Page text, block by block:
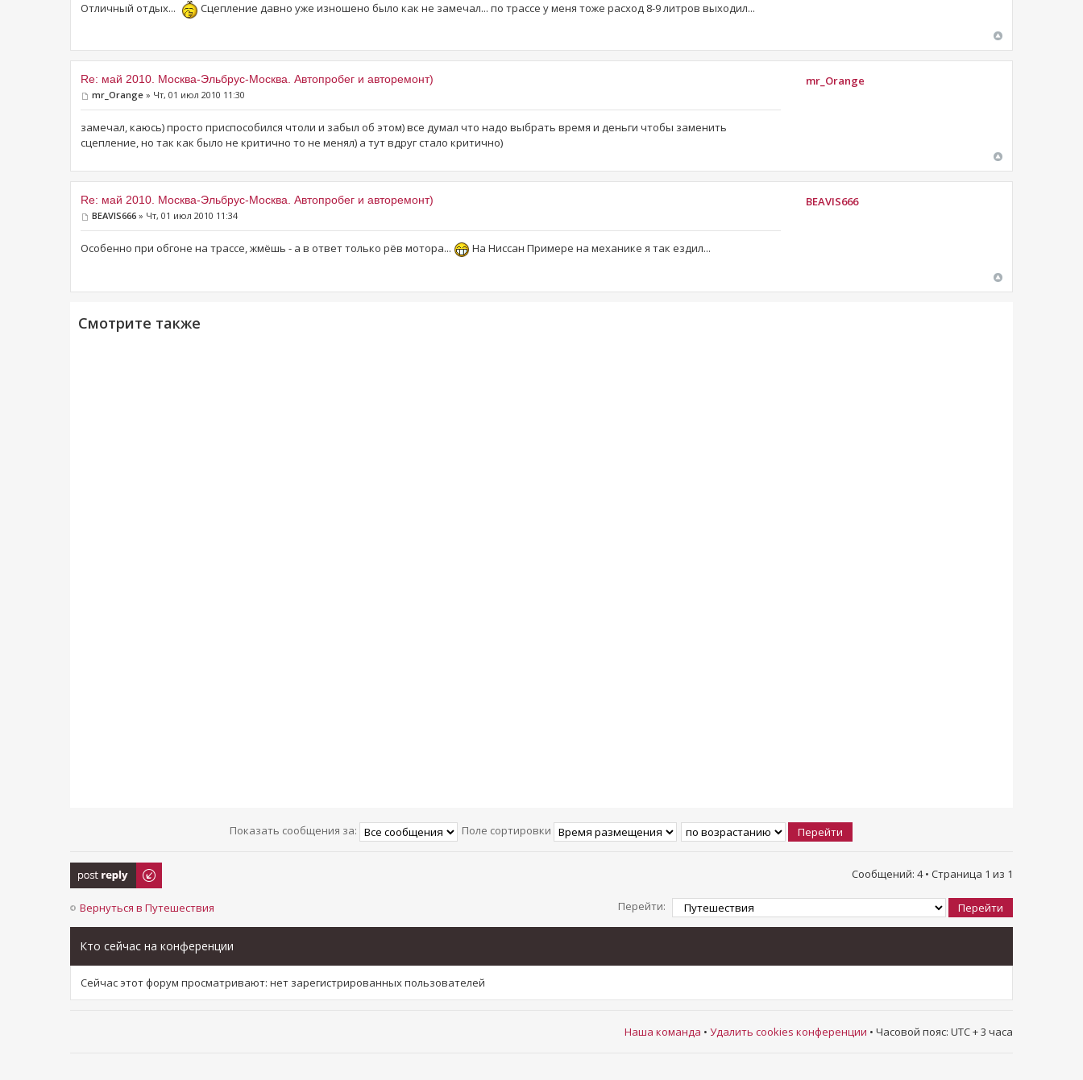
Отличный отдых... Сцепление давно уже изношено было как не замечал... по трассе у меня тоже расход 8-9 литров выходил...
Re: май 2010. Москва-Эльбрус-Москва. Автопробег и авторемонт)
mr_Orange » Чт, 01 июл 2010 11:30
замечал, каюсь) просто приспособился чтоли и забыл об этом) все думал что надо выбрать время и деньги чтобы заменить
сцепление, но так как было не критично то не менял) а тут вдруг стало критично)
mr_Orange
Re: май 2010. Москва-Эльбрус-Москва. Автопробег и авторемонт)
BEAVIS666 » Чт, 01 июл 2010 11:34
Особенно при обгоне на трассе, жмёшь - а в ответ только рёв мотора... На Ниссан Примере на механике я так ездил...
BEAVIS666
Смотрите также
Показать сообщения за: Поле сортировки
Ответить Сообщений: 4 • Страница 1 из 1
Вернуться в Путешествия Перейти:
Кто сейчас на конференции
Сейчас этот форум просматривают: нет зарегистрированных пользователей
Наша команда • Удалить cookies конференции • Часовой пояс: UTC + 3 часа